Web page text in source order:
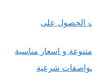
الحصول على
و اسعار مناسبة
شرعية